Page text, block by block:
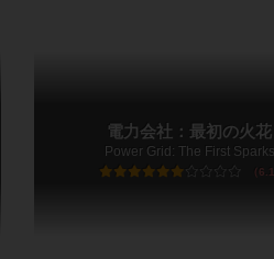
電力会社：最初の火花
Power Grid: The First Sparks
6.1